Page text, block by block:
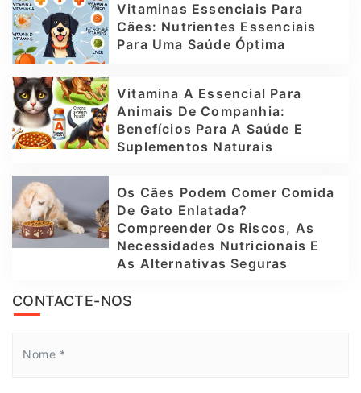
Vitaminas Essenciais Para
Cães: Nutrientes Essenciais
Para Uma Saúde Óptima
Vitamina A Essencial Para
Animais De Companhia:
Benefícios Para A Saúde E
Suplementos Naturais
Os Cães Podem Comer Comida
De Gato Enlatada?
Compreender Os Riscos, As
Necessidades Nutricionais E
As Alternativas Seguras
CONTACTE-NOS